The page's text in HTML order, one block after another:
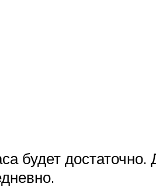
будет достаточно.